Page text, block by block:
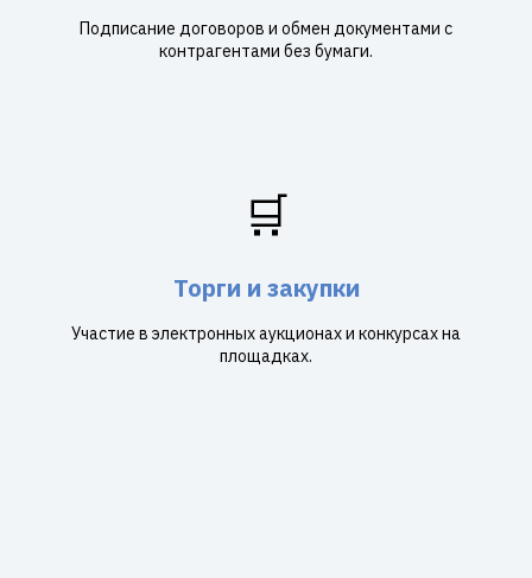
Подписание договоров и обмен документами с
контрагентами без бумаги.
🛒
Торги и закупки
Участие в электронных аукционах и конкурсах на
площадках.